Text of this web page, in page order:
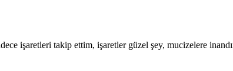
işaretleri takip ettim, işaretler güzel şey, mucizelere